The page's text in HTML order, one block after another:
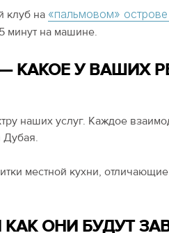
клуб на «пальмовом»
минут на машине.
— КАКОЕ У ВАШИХ
наших услуг. Каждое
Дубая.
местной кухни, отличающие
ОНИ БУДУТ